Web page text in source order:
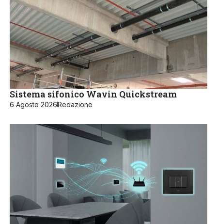
Sistema sifonico Wavin Quickstream
6 Agosto 2026Redazione